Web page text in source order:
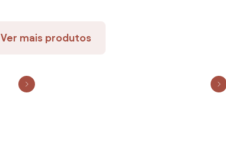
Ver mais produtos